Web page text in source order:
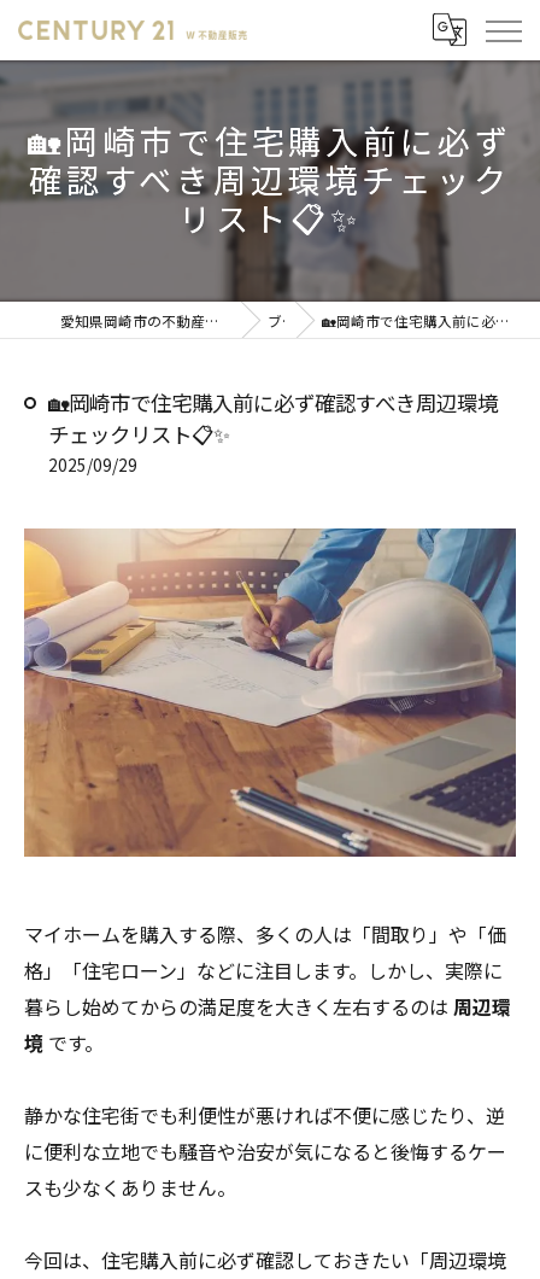
🏡岡崎市で住宅購入前に必ず
確認すべき周辺環境チェック
リスト📋✨
愛知県岡崎市の不動産売却ならセンチュリー21 W不動産販売 ブログ 🏡岡崎市で住宅購入前に必ず確認すべき周辺環境チェックリスト📋✨
🏡岡崎市で住宅購入前に必ず確認すべき周辺環境
チェックリスト📋✨
2025/09/29
マイホームを購入する際、多くの人は「間取り」や「価
格」「住宅ローン」などに注目します。しかし、実際に
暮らし始めてからの満足度を大きく左右するのは 周辺環
境 です。
静かな住宅街でも利便性が悪ければ不便に感じたり、逆
に便利な立地でも騒音や治安が気になると後悔するケー
スも少なくありません。
今回は、住宅購入前に必ず確認しておきたい「周辺環境